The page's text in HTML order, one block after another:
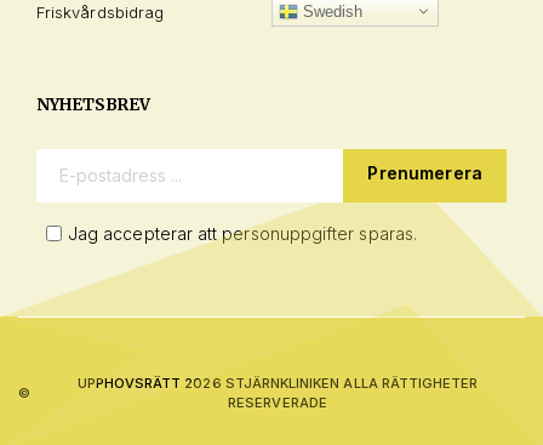
Friskvårdsbidrag
Swedish
NYHETSBREV
E-postadress:
Jag accepterar att personuppgifter sparas.
©
UPPHOVSRÄTT 2026 STJÄRNKLINIKEN ALLA RÄTTIGHETER
RESERVERADE